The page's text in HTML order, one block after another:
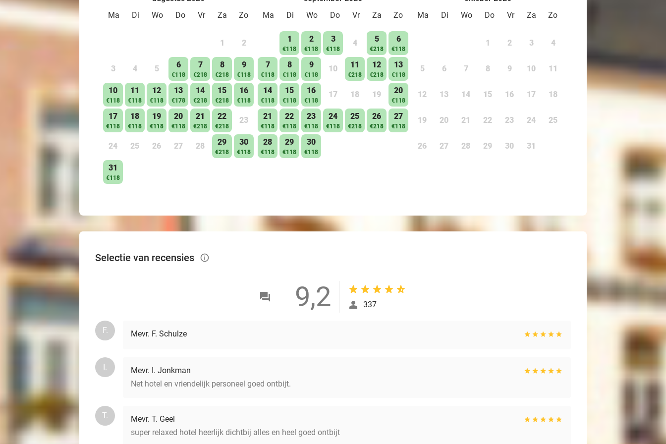
Ma
Di Wo Do Vr Za Zo
1 2
3 4 5 6
€118
7
€218
8
€218
9
€118
10
€118
11
€118
12
€118
13
€178
14
€218
15
€218
16
€118
17
€118
18
€118
19
€118
20
€118
21
€218
22
€218
23
24 25 26 27 28 29
€218
30
€118
31
€118
Ma
Di Wo Do Vr Za Zo
1
€118
2
€118
3
€118
4 5
€218
6
€118
7
€118
8
€118
9
€118
10 11
€218
12
€218
13
€118
14
€118
15
€118
16
€118
17 18 19 20
€118
21
€118
22
€118
23
€118
24
€118
25
€218
26
€218
27
€118
28
€118
29
€118
30
€118
Ma
Di Wo Do Vr Za Zo
1 2 3 4
5 6 7 8 9 10 11
12 13 14 15 16 17 18
19 20 21 22 23 24 25
26 27 28 29 30 31
Selectie van recensies info_outlined
9,2 337
F. Mevr. F. Schulze
I.
Mevr. I. Jonkman
Net hotel en vriendelijk personeel goed ontbijt.
T.
Mevr. T. Geel
super relaxed hotel heerlijk dichtbij alles en heel goed ontbijt